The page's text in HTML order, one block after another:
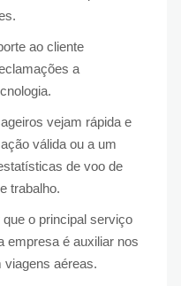
ao cliente
a
vejam rápida e
válida ou a um
de voo de
trabalho.
o principal serviço
empresa é auxiliar nos
viagens aéreas.